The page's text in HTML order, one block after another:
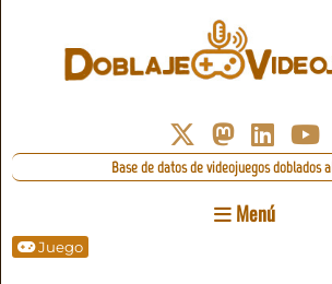
Base de datos de videojuegos doblados
Menú
Juego